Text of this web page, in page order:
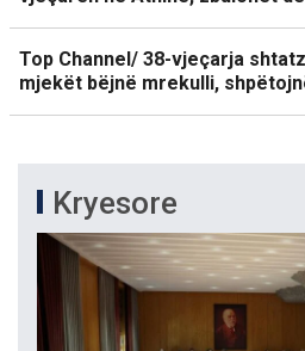
Top Channel/ 38-vjeçarja
mjekët bëjnë mrekulli,
Kryesore